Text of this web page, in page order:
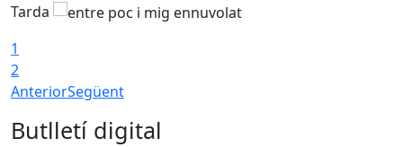
Tarda
1
2
AnteriorSegüent
Butlletí digital